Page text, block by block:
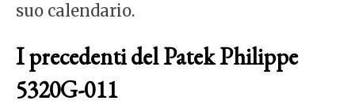
suo calendario.
I precedenti del Patek Philippe
5320G-011